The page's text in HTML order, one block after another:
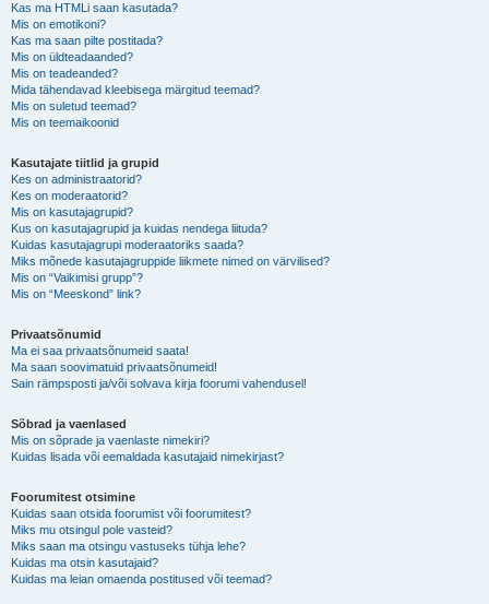
Kas ma HTMLi saan kasutada?
Mis on emotikoni?
Kas ma saan pilte postitada?
Mis on üldteadaanded?
Mis on teadeanded?
Mida tähendavad kleebisega märgitud teemad?
Mis on suletud teemad?
Mis on teemaikoonid
Kasutajate tiitlid ja grupid
Kes on administraatorid?
Kes on moderaatorid?
Mis on kasutajagrupid?
Kus on kasutajagrupid ja kuidas nendega liituda?
Kuidas kasutajagrupi moderaatoriks saada?
Miks mõnede kasutajagruppide liikmete nimed on värvilised?
Mis on “Vaikimisi grupp”?
Mis on “Meeskond” link?
Privaatsõnumid
Ma ei saa privaatsõnumeid saata!
Ma saan soovimatuid privaatsõnumeid!
Sain rämpsposti ja/või solvava kirja foorumi vahendusel!
Sõbrad ja vaenlased
Mis on sõprade ja vaenlaste nimekiri?
Kuidas lisada või eemaldada kasutajaid nimekirjast?
Foorumitest otsimine
Kuidas saan otsida foorumist või foorumitest?
Miks mu otsingul pole vasteid?
Miks saan ma otsingu vastuseks tühja lehe?
Kuidas ma otsin kasutajaid?
Kuidas ma leian omaenda postitused või teemad?